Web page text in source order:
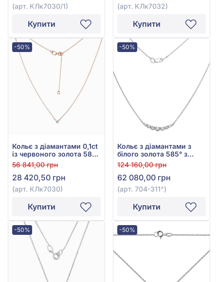
(арт. КЛк7030/1)
Купити
(арт. КЛк7032)
Купити
-50%
Кольє з діамантами 0,1ct
із червоного золота 585°,
арт. КЛк7030
56 841,00 грн
28 420,50 грн
(арт. КЛк7030)
Купити
-50%
Кольє з діамантами з
білого золота 585° з
діамантом 0,28ct, арт.
704-311
124 160,00 грн
62 080,00 грн
(арт. 704-311^)
Купити
-50% -50%